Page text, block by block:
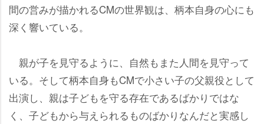
間の営みが描かれるCMの世界観は、柄本自身の心にも
深く響いている。
親が子を見守るように、自然もまた人間を見守って
いる。そして柄本自身もCMで小さい子の父親役として
出演し、親は子どもを守る存在であるばかりではな
く、子どもから与えられるものばかりなんだと実感し